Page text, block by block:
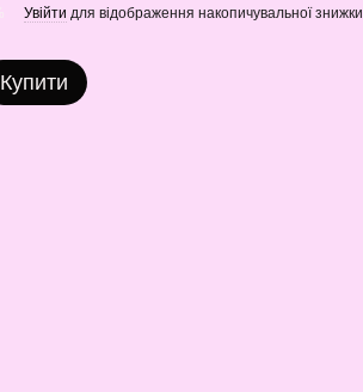
Увійти для відображення накопичувальної знижки
Купити